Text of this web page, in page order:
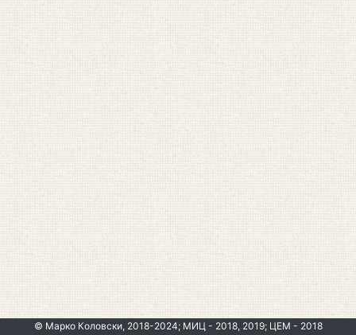
© Марко Коловски, 2018-2024; МИЦ - 2018, 2019; ЦЕМ - 2018